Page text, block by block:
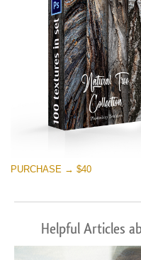
PURCHASE → $40
Helpful Articles